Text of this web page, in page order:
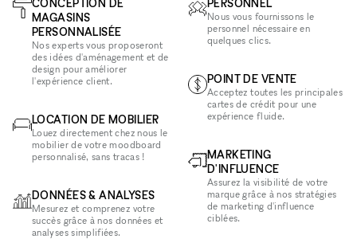
MAGASINS
PERSONNALISÉE
Nos experts vous proposeront
des idées d'aménagement et de
design pour améliorer
l'expérience client.
LOCATION DE MOBILIER
Louez directement chez nous le
mobilier de votre moodboard
personnalisé, sans tracas !
DONNÉES & ANALYSES
Mesurez et comprenez votre
succès grâce à nos données et
analyses simplifiées.
Nous vous fournissons le
personnel nécessaire en
quelques clics.
POINT DE VENTE
Acceptez toutes les principales
cartes de crédit pour une
expérience fluide.
MARKETING
D'INFLUENCE
Assurez la visibilité de votre
marque grâce à nos stratégies
de marketing d'influence
ciblées.